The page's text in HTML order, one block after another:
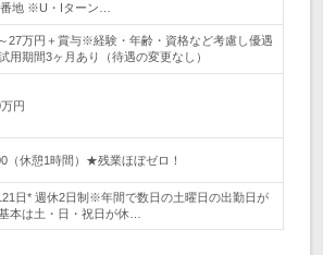
地 ※U・Iターン…
27万円＋賞与※経験・年齢・資格など考慮し優遇
用期間3ヶ月あり（待遇の変更なし）
円
（休憩1時間）★残業ほぼゼロ！
日* 週休2日制※年間で数日の土曜日の出勤日が
本は土・日・祝日が休…